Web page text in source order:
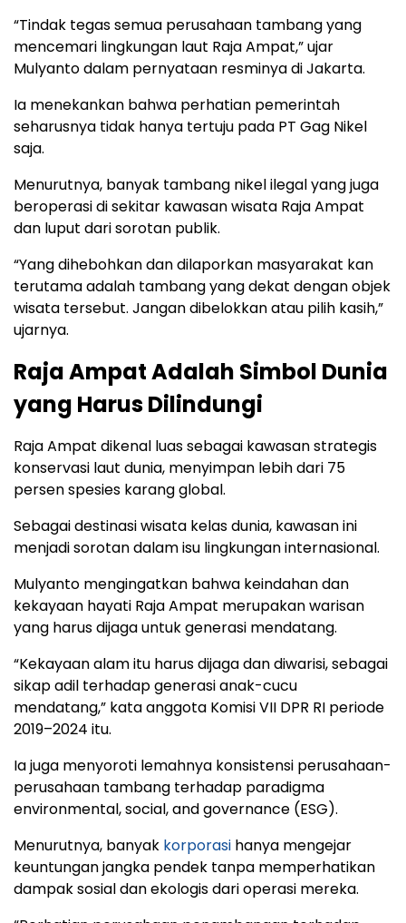
“Tindak tegas semua perusahaan tambang yang
mencemari lingkungan laut Raja Ampat,” ujar
Mulyanto dalam pernyataan resminya di Jakarta.
Ia menekankan bahwa perhatian pemerintah
seharusnya tidak hanya tertuju pada PT Gag Nikel
saja.
Menurutnya, banyak tambang nikel ilegal yang juga
beroperasi di sekitar kawasan wisata Raja Ampat
dan luput dari sorotan publik.
“Yang dihebohkan dan dilaporkan masyarakat kan
terutama adalah tambang yang dekat dengan objek
wisata tersebut. Jangan dibelokkan atau pilih kasih,”
ujarnya.
Raja Ampat Adalah Simbol Dunia
yang Harus Dilindungi
Raja Ampat dikenal luas sebagai kawasan strategis
konservasi laut dunia, menyimpan lebih dari 75
persen spesies karang global.
Sebagai destinasi wisata kelas dunia, kawasan ini
menjadi sorotan dalam isu lingkungan internasional.
Mulyanto mengingatkan bahwa keindahan dan
kekayaan hayati Raja Ampat merupakan warisan
yang harus dijaga untuk generasi mendatang.
“Kekayaan alam itu harus dijaga dan diwarisi, sebagai
sikap adil terhadap generasi anak-cucu
mendatang,” kata anggota Komisi VII DPR RI periode
2019–2024 itu.
Ia juga menyoroti lemahnya konsistensi perusahaan-
perusahaan tambang terhadap paradigma
environmental, social, and governance (ESG).
Menurutnya, banyak korporasi hanya mengejar
keuntungan jangka pendek tanpa memperhatikan
dampak sosial dan ekologis dari operasi mereka.